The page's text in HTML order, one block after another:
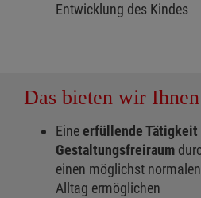
Entwicklung des Kindes
Das bieten wir
Eineerfüllende Tätigkeit
Gestaltungsfreiraum
einen möglichst
Alltag ermöglichen